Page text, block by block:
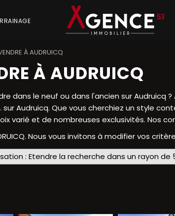
À AUDRUICQ
À AUDRUICQ
dans le neuf ou dans l'ancien sur Audruicq
Audruicq. Que vous cherchiez un style
varié et de nombreuses exclusivités. Nos
Nous vous invitons à modifier vos
: Etendre la recherche dans un rayon de